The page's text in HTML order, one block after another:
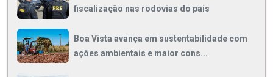
fiscalização nas rodovias do país
Boa Vista avança em sustentabilidade com
ações ambientais e maior cons...